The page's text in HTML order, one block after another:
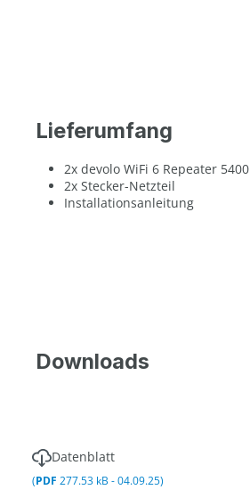
Lieferumfang
2x devolo WiFi 6 Repeater 5400
2x Stecker-Netzteil
Installationsanleitung
Downloads
Datenblatt
(PDF 277.53 kB - 04.09.25)